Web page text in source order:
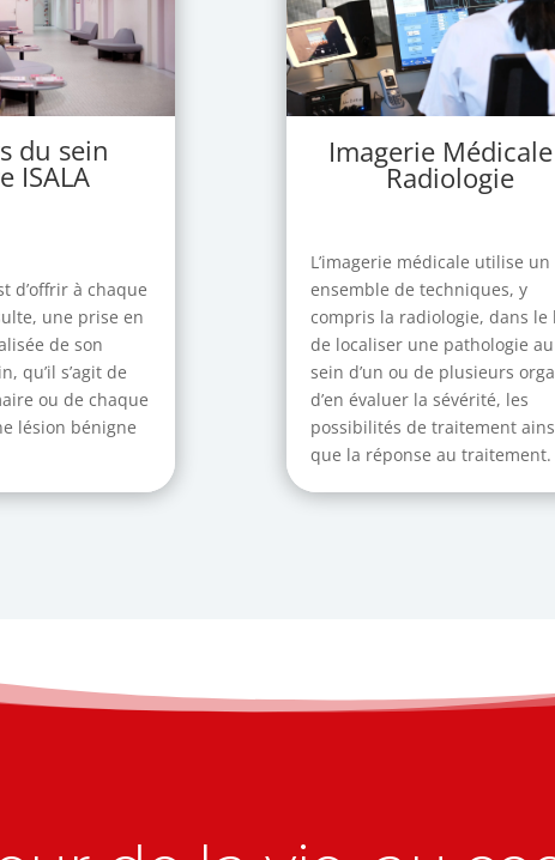
du sein
ISALA
d’offrir à chaque
une prise en
de son
qu’il s’agit de
ou de chaque
lésion bénigne
Imagerie
Radiologie
L’imagerie médicale utilise un
ensemble de techniques, y
compris la radiologie, dans le
de localiser une pathologie au
sein d’un ou de plusieurs
d’en évaluer la sévérité, les
possibilités de traitement
que la réponse au traitement.